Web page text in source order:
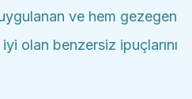
ve hem gezegen
olan benzersiz ipuçlarını